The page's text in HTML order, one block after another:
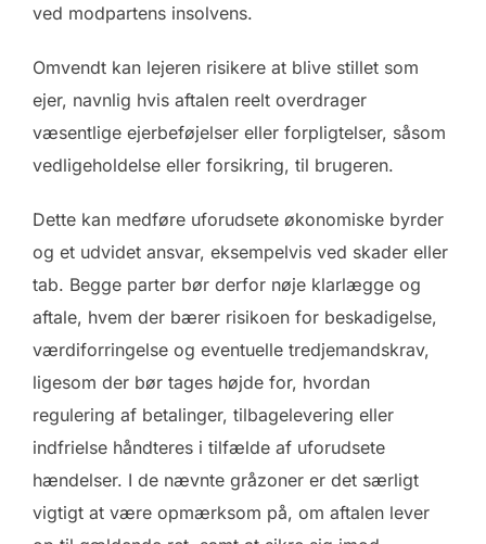
ved modpartens insolvens.
Omvendt kan lejeren risikere at blive stillet som
ejer, navnlig hvis aftalen reelt overdrager
væsentlige ejerbeføjelser eller forpligtelser, såsom
vedligeholdelse eller forsikring, til brugeren.
Dette kan medføre uforudsete økonomiske byrder
og et udvidet ansvar, eksempelvis ved skader eller
tab. Begge parter bør derfor nøje klarlægge og
aftale, hvem der bærer risikoen for beskadigelse,
værdiforringelse og eventuelle tredjemandskrav,
ligesom der bør tages højde for, hvordan
regulering af betalinger, tilbagelevering eller
indfrielse håndteres i tilfælde af uforudsete
hændelser. I de nævnte gråzoner er det særligt
vigtigt at være opmærksom på, om aftalen lever